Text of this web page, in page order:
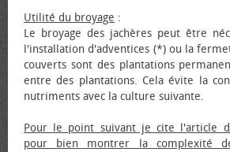
Utilité du broyage :
Le broyage des jachères peut être
l'installation d'adventices (*) ou la
couverts sont des plantations
entre des plantations. Cela évite la
nutriments avec la culture suivante.
Pour le point suivant je cite l'article
pour bien montrer la complexité